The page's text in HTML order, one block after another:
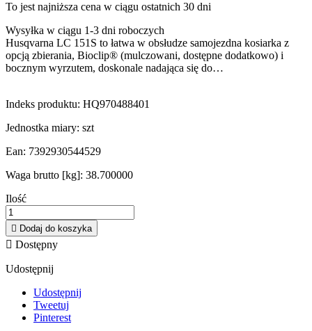
To jest najniższa cena w ciągu ostatnich 30 dni
Wysyłka w ciągu 1-3 dni roboczych
Husqvarna LC 151S to łatwa w obsłudze samojezdna kosiarka z
opcją zbierania, Bioclip® (mulczowani, dostępne dodatkowo) i
bocznym wyrzutem, doskonale nadająca się do…
Indeks produktu: HQ970488401
Jednostka miary: szt
Ean: 7392930544529
Waga brutto [kg]: 38.700000
Ilość
 Dodaj do koszyka
 Dostępny
Udostępnij
Udostępnij
Tweetuj
Pinterest